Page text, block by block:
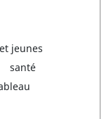
jeunes
santé